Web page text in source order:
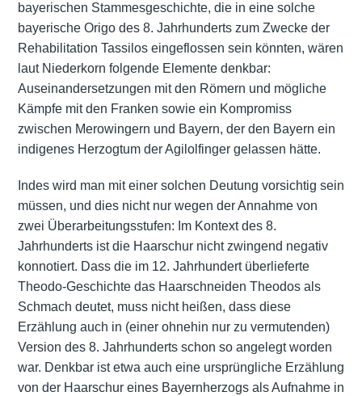
bayerischen Stammesgeschichte, die in eine solche
bayerische Origo des 8. Jahrhunderts zum Zwecke der
Rehabilitation Tassilos eingeflossen sein könnten, wären
laut Niederkorn folgende Elemente denkbar:
Auseinandersetzungen mit den Römern und mögliche
Kämpfe mit den Franken sowie ein Kompromiss
zwischen Merowingern und Bayern, der den Bayern ein
indigenes Herzogtum der Agilolfinger gelassen hätte.
Indes wird man mit einer solchen Deutung vorsichtig sein
müssen, und dies nicht nur wegen der Annahme von
zwei Überarbeitungsstufen: Im Kontext des 8.
Jahrhunderts ist die Haarschur nicht zwingend negativ
konnotiert. Dass die im 12. Jahrhundert überlieferte
Theodo-Geschichte das Haarschneiden Theodos als
Schmach deutet, muss nicht heißen, dass diese
Erzählung auch in (einer ohnehin nur zu vermutenden)
Version des 8. Jahrhunderts schon so angelegt worden
war. Denkbar ist etwa auch eine ursprüngliche Erzählung
von der Haarschur eines Bayernherzogs als Aufnahme in